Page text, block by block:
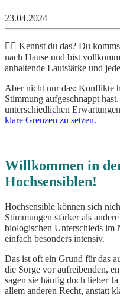
23.04.2024
😵‍💫 Kennst du das? Du
nach Hause und bist
anhaltende Lautstärke und
Aber nicht nur das: Konflikte
Stimmung aufgeschnappt
unterschiedlichen
klare Grenzen zu setzen.
Willkommen in
Hochsensiblen!
Hochsensible können sich
Stimmungen stärker als
biologischen Unterschieds im
einfach besonders intensiv.
Das ist oft ein Grund für das
die Sorge vor aufreibenden,
sagen sie häufig doch lieber
allem anderen Recht, anstatt